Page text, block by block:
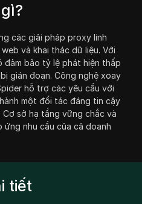
các giải pháp proxy linh
và khai thác dữ liệu. Với
đảm bảo tỷ lệ phát hiện thấp
gián đoạn. Công nghệ xoay
hỗ trợ các yêu cầu với
một đối tác đáng tin cậy
sở hạ tầng vững chắc và
nhu cầu của cả doanh
tiết